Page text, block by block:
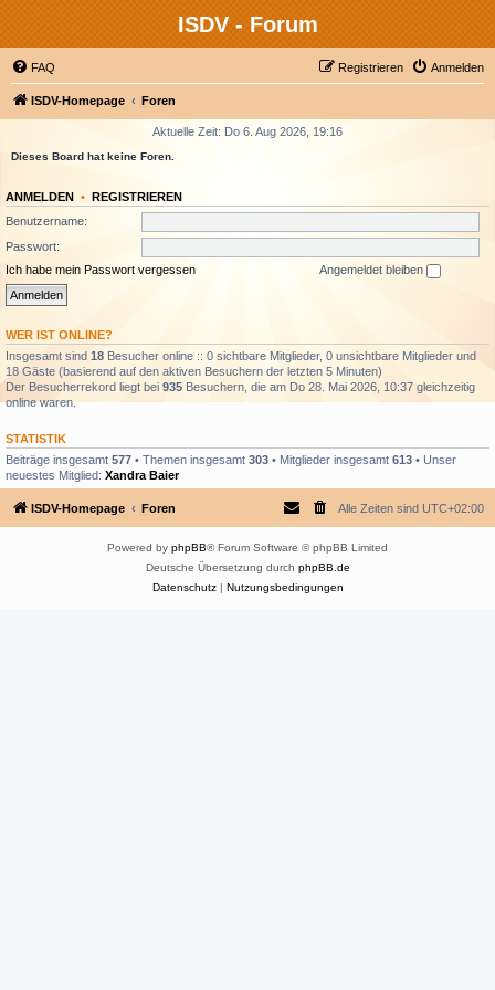
ISDV - Forum
FAQ Anmelden
Registrieren
ISDV-Homepage Foren
Aktuelle Zeit: Do 6. Aug 2026, 19:16
Dieses Board hat keine Foren.
ANMELDEN • REGISTRIEREN
Benutzername:
Passwort:
Ich habe mein Passwort vergessen
Angemeldet bleiben
WER IST ONLINE?
Insgesamt sind 18 Besucher online :: 0 sichtbare Mitglieder, 0 unsichtbare Mitglieder und
18 Gäste (basierend auf den aktiven Besuchern der letzten 5 Minuten)
Der Besucherrekord liegt bei 935 Besuchern, die am Do 28. Mai 2026, 10:37 gleichzeitig
online waren.
STATISTIK
Beiträge insgesamt 577 • Themen insgesamt 303 • Mitglieder insgesamt 613 • Unser
neuestes Mitglied: Xandra Baier
ISDV-Homepage Foren Alle Zeiten sind UTC+02:00
Powered by phpBB® Forum Software © phpBB Limited
Deutsche Übersetzung durch phpBB.de
Datenschutz| Nutzungsbedingungen